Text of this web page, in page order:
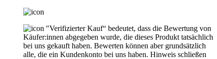
"Verifizierter Kauf“ bedeutet, dass die Bewertung von
Käufer:innen abgegeben wurde, die dieses Produkt tatsächlich
bei uns gekauft haben. Bewerten können aber grundsätzlich
alle, die ein Kundenkonto bei uns haben. Hinweis schließen